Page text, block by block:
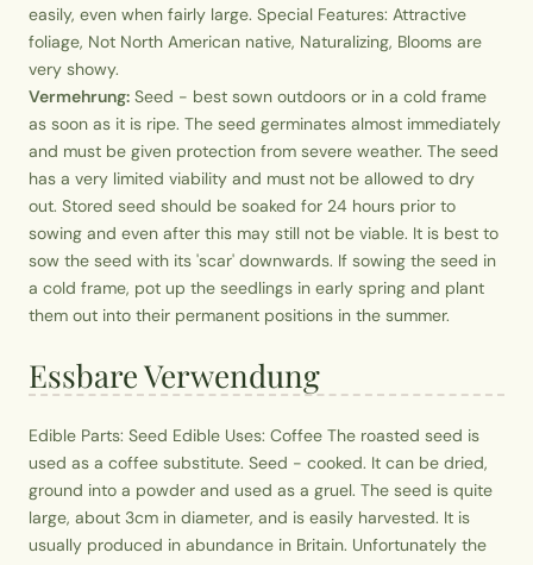
easily, even when fairly large. Special Features: Attractive
foliage, Not North American native, Naturalizing, Blooms are
very showy.
Vermehrung: Seed - best sown outdoors or in a cold frame
as soon as it is ripe. The seed germinates almost immediately
and must be given protection from severe weather. The seed
has a very limited viability and must not be allowed to dry
out. Stored seed should be soaked for 24 hours prior to
sowing and even after this may still not be viable. It is best to
sow the seed with its 'scar' downwards. If sowing the seed in
a cold frame, pot up the seedlings in early spring and plant
them out into their permanent positions in the summer.
Essbare Verwendung
Edible Parts: Seed Edible Uses: Coffee The roasted seed is
used as a coffee substitute. Seed - cooked. It can be dried,
ground into a powder and used as a gruel. The seed is quite
large, about 3cm in diameter, and is easily harvested. It is
usually produced in abundance in Britain. Unfortunately the